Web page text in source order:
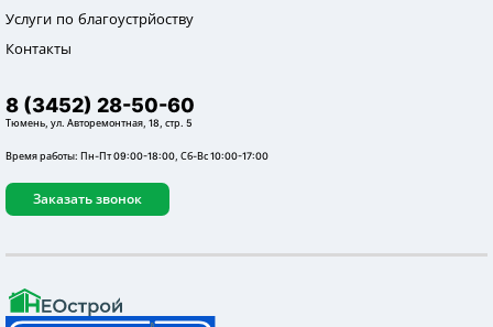
Услуги по благоустрйоству
Контакты
8 (3452) 28-50-60
Тюмень, ул. Авторемонтная, 18, стр. 5
Время работы: Пн-Пт 09:00-18:00, Сб-Вс 10:00-17:00
Заказать звонок